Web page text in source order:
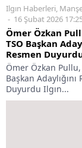
Ilgın Haberleri,
16 Şubat 2026
Ömer Özkan
TSO Başkan
Resmen
Ömer Özkan Pullu,
Başkan Adaylığını
Duyurdu Ilgın...